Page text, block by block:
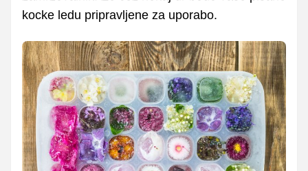
kocke ledu pripravljene za uporabo.